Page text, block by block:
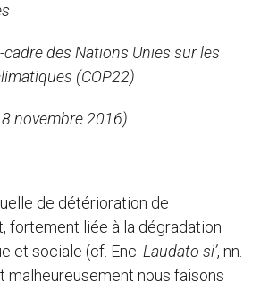
des Nations Unies sur les
(COP22)
novembre 2016)
de détérioration de
fortement liée à la dégradation
et sociale (cf. Enc. Laudato si’, nn.
malheureusement nous faisons